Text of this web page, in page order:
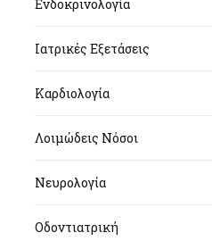
Ενδοκρινολογία
Ιατρικές Εξετάσεις
Καρδιολογία
Λοιμώδεις Νόσοι
Νευρολογία
Οδοντιατρική